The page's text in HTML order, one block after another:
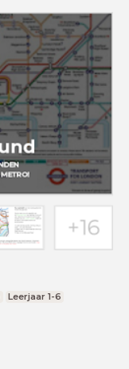
Leerjaar 1-6